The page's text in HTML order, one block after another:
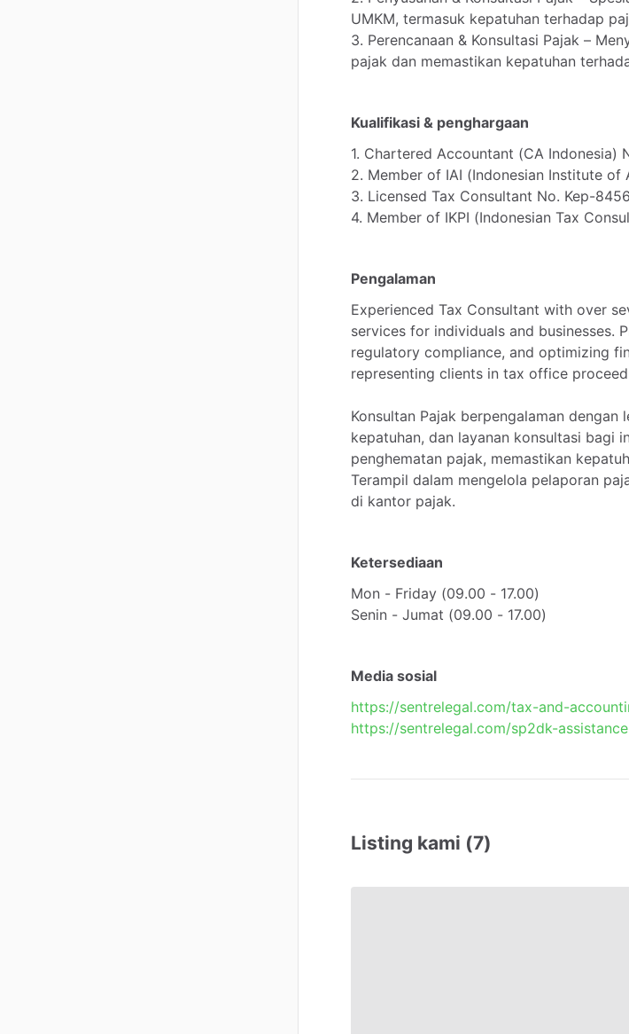
UMKM, termasuk kepatuhan terhadap
3. Perencanaan & Konsultasi Pajak –
pajak dan memastikan kepatuhan
Kualifikasi & penghargaan
1. Chartered Accountant (CA Indonesia)
2. Member of IAI (Indonesian Institute of
3. Licensed Tax Consultant No. Kep-8456
4. Member of IKPI (Indonesian Tax
Pengalaman
Experienced Tax Consultant with over
services for individuals and businesses.
regulatory compliance, and optimizing
representing clients in tax office
Konsultan Pajak berpengalaman dengan
kepatuhan, dan layanan konsultasi bagi
penghematan pajak, memastikan
Terampil dalam mengelola pelaporan
di kantor pajak.
Ketersediaan
Mon - Friday (09.00 - 17.00)
Senin - Jumat (09.00 - 17.00)
Media sosial
https://sentrelegal.com/tax-and-
https://sentrelegal.com/sp2dk-assistance
Listing kami (7)